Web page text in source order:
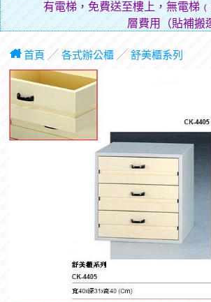
有電梯，免費送至樓上，無電梯
層費用（貼補搬運
首頁 ╱ 各式辦公櫃╱ 舒美櫃系列